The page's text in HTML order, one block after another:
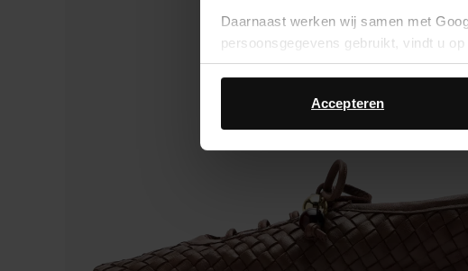
Daarnaast werken wij samen met
persoonsgegevens gebruikt, vindt u op
Accepteren